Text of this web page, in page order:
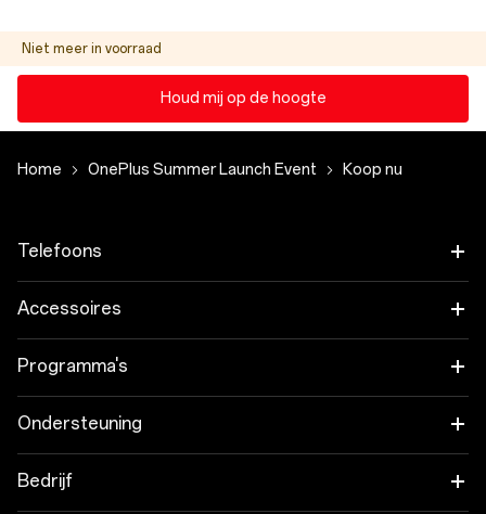
Niet meer in voorraad
Houd mij op de hoogte
Home OnePlus Summer Launch Event Koop nu
Telefoons
OnePlus 15
OnePlus 15R
OnePlus Nord 5
Accessoires
Tablet
Wearables
Programma's
Koppel je OnePlus-apparaten
Kortingsprogramma
Ondersteuning
Veelgestelde vragen over onze shop
Bedrijf